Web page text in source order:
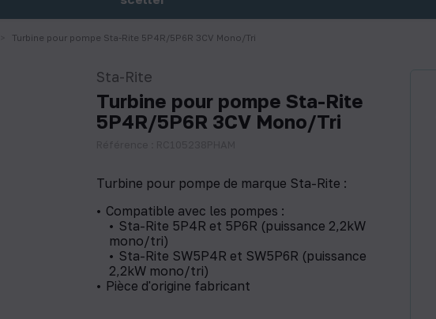
Turbine pour pompe Sta-Rite 5P4R/5P6R 3CV Mono/Tri
Sta-Rite
Turbine pour pompe Sta-Rite
5P4R/5P6R 3CV Mono/Tri
Turbine pour pompe de marque Sta-Rite :
Compatible avec les pompes :
Sta-Rite 5P4R et 5P6R (puissance 2,2kW
mono/tri)
Sta-Rite SW5P4R et SW5P6R (puissance
2,2kW mono/tri)
Pièce d'origine fabricant